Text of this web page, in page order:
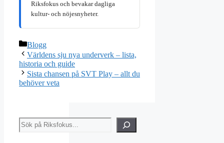
Riksfokus och bevakar dagliga
kultur- och nöjesnyheter.
Kategorier
Blogg
Världens sju nya underverk – lista,
historia och guide
Sista chansen på SVT Play – allt du
behöver veta
Sök